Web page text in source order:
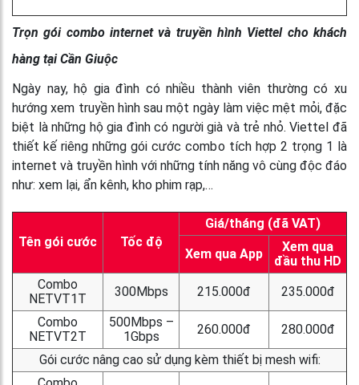
Trọn gói combo internet và truyền hình Viettel cho khách
hàng tại Cần Giuộc
Ngày nay, hộ gia đình có nhiều thành viên thường có xu
hướng xem truyền hình sau một ngày làm việc mệt mỏi, đặc
biệt là những hộ gia đình có người già và trẻ nhỏ. Viettel đã
thiết kế riêng những gói cước combo tích hợp 2 trọng 1 là
internet và truyền hình với những tính năng vô cùng độc đáo
như: xem lại, ẩn kênh, kho phim rạp,…
Tên gói cước Tốc độ
Giá/tháng (đã VAT)
Xem qua App
Xem qua
đầu thu HD
Combo
NETVT1T
300Mbps 215.000đ
235.000đ
Combo
NETVT2T
500Mbps –
1Gbps
260.000đ
280.000đ
Gói cước nâng cao sử dụng kèm thiết bị mesh wifi: